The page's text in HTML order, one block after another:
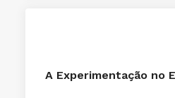
A Experimentação no